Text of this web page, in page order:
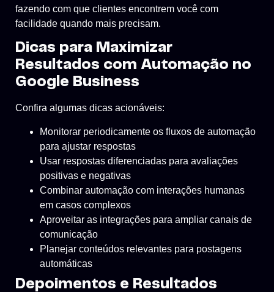
fazendo com que clientes encontrem você com
facilidade quando mais precisam.
Dicas para Maximizar
Resultados com Automação no
Google Business
Confira algumas dicas acionáveis:
Monitorar periodicamente os fluxos de automação
para ajustar respostas
Usar respostas diferenciadas para avaliações
positivas e negativas
Combinar automação com interações humanas
em casos complexos
Aproveitar as integrações para ampliar canais de
comunicação
Planejar conteúdos relevantes para postagens
automáticas
Depoimentos e Resultados